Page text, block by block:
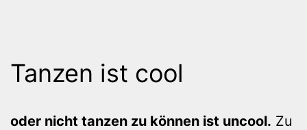
Tanzen ist cool
oder nicht tanzen zu können ist uncool. Zu